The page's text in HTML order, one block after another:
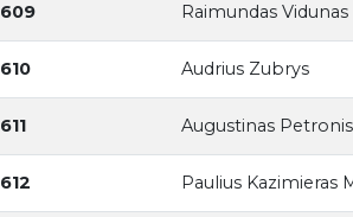
609 Raimundas Vidunas
610 Audrius Zubrys
611 Augustinas Petronis
612 Paulius Kazimieras